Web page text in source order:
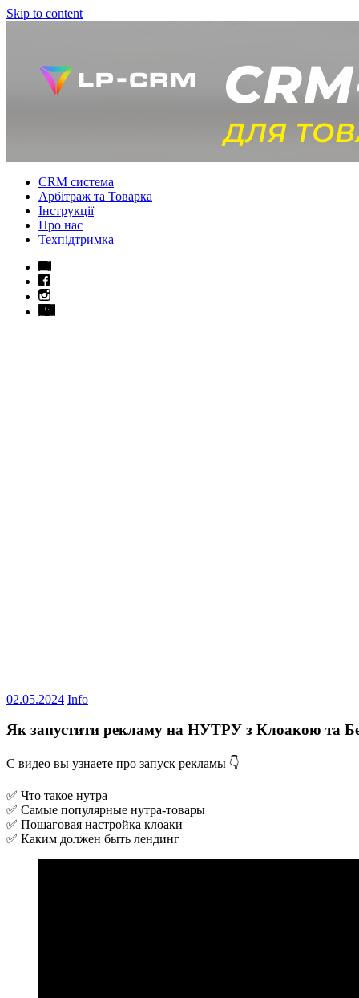
Skip to content
CRM система
Арбітраж та Товарка
Інструкції
Про нас
Техпідтримка
02.05.2024 Info
Як запустити рекламу на НУТРУ з Клоакою та
С видео вы узнаете про запуск рекламы 👇
✅ Что такое нутра
✅ Самые популярные нутра-товары
✅ Пошаговая настройка клоаки
✅ Каким должен быть лендинг